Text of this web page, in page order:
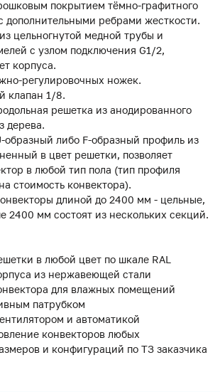
покрытием тёмно-графитного
дополнительными ребрами жесткости.
цельногнутой медной трубы и
с узлом подключения G1/2,
корпуса.
регулировочных ножек.
клапан 1/8.
решетка из анодированного
дерева.
образный либо F-образный профиль из
в цвет решетки, позволяет
в любой тип пола (тип профиля
стоимость конвектора).
длиной до 2400 мм - цельные,
2400 мм состоят из нескольких секций.
в любой цвет по шкале RAL
из нержавеющей стали
для влажных помещений
патрубком
и автоматикой
конвекторов любых
и конфигураций по ТЗ заказчика